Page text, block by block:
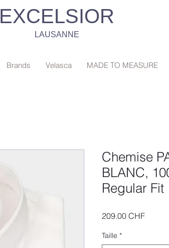
EXCELSIOR
LAUSANNE
Brands Velasca MADE TO MEASURE
Chemise
BLANC,
Regular Fit
209.00 CHFPrix
Taille *